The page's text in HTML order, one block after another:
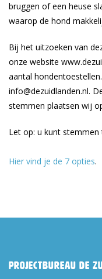
bruggen of een heuse
waarop de hond
Bij het uitzoeken van
onze website
aantal
info@dezuidlanden.nl.
stemmen plaatsen wij
Let op: u kunt
Hier vind je de 7 opties.
Projectbureau De